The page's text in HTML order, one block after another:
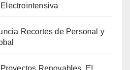
Recortes de Personal y